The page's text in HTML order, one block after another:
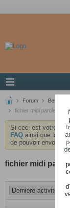
Forum Besoin
fichier midi paroles et
Si ceci est votre
FAQ ainsi que la
de pouvoir envoyer
fichier midi